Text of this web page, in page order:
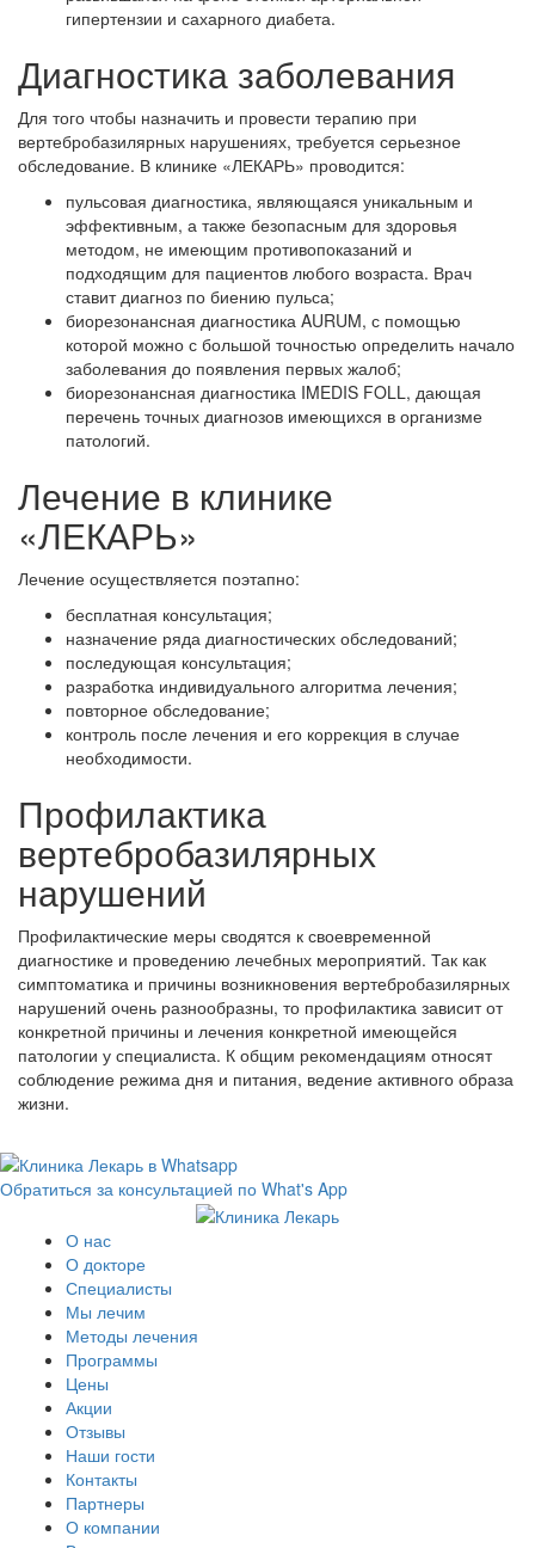
гипертензии и сахарного диабета.
Диагностика заболевания
Для того чтобы назначить и провести терапию при
вертебробазилярных нарушениях, требуется серьезное
обследование. В клинике «ЛЕКАРЬ» проводится:
пульсовая диагностика, являющаяся уникальным и
эффективным, а также безопасным для здоровья
методом, не имеющим противопоказаний и
подходящим для пациентов любого возраста. Врач
ставит диагноз по биению пульса;
биорезонансная диагностика AURUM, с помощью
которой можно с большой точностью определить начало
заболевания до появления первых жалоб;
биорезонансная диагностика IMEDIS FOLL, дающая
перечень точных диагнозов имеющихся в организме
патологий.
Лечение в клинике
«ЛЕКАРЬ»
Лечение осуществляется поэтапно:
бесплатная консультация;
назначение ряда диагностических обследований;
последующая консультация;
разработка индивидуального алгоритма лечения;
повторное обследование;
контроль после лечения и его коррекция в случае
необходимости.
Профилактика
вертебробазилярных
нарушений
Профилактические меры сводятся к своевременной
диагностике и проведению лечебных мероприятий. Так как
симптоматика и причины возникновения вертебробазилярных
нарушений очень разнообразны, то профилактика зависит от
конкретной причины и лечения конкретной имеющейся
патологии у специалиста. К общим рекомендациям относят
соблюдение режима дня и питания, ведение активного образа
жизни.
Обратиться за консультацией по What's App
О нас
О докторе
Специалисты
Мы лечим
Методы лечения
Программы
Цены
Акции
Отзывы
Наши гости
Контакты
Партнеры
О компании